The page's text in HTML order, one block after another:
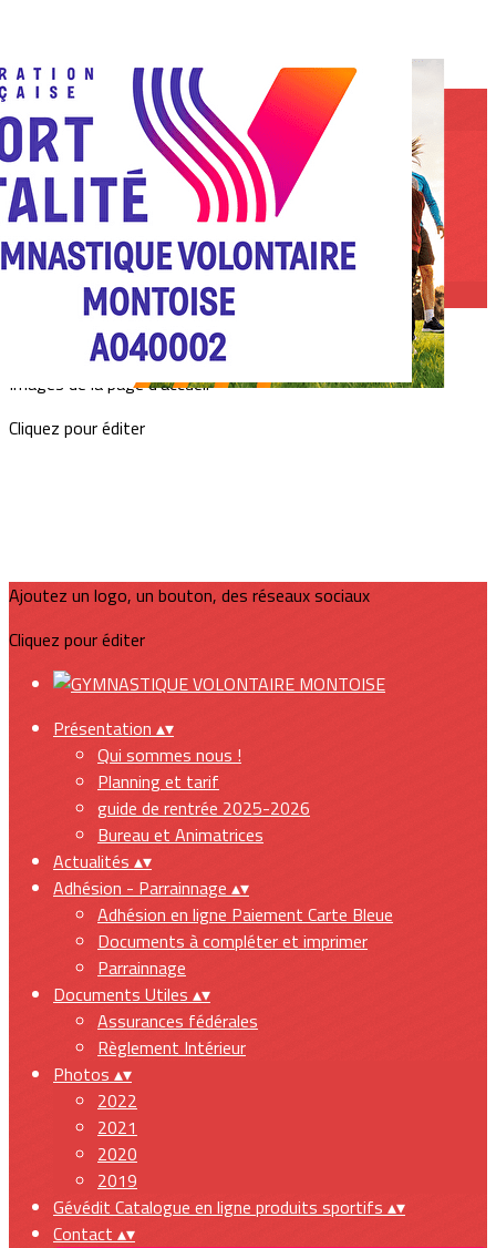
Exporter uniquement les colonnes affichées
Menu
<
>
2022
2021
2020
2019
Images de la page d'accueil
Cliquez pour éditer
Ajoutez un logo, un bouton, des réseaux sociaux
Cliquez pour éditer
Présentation ▴▾
Qui sommes nous !
Planning et tarif
guide de rentrée 2025-2026
Bureau et Animatrices
Actualités ▴▾
Adhésion - Parrainnage ▴▾
Adhésion en ligne Paiement Carte Bleue
Documents à compléter et imprimer
Parrainnage
Documents Utiles ▴▾
Assurances fédérales
Règlement Intérieur
Photos ▴▾
2022
2021
2020
2019
Gévédit Catalogue en ligne produits sportifs ▴▾
Contact ▴▾